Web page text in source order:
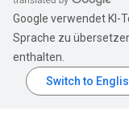
Google verwendet KI-
Sprache zu
enthalten.